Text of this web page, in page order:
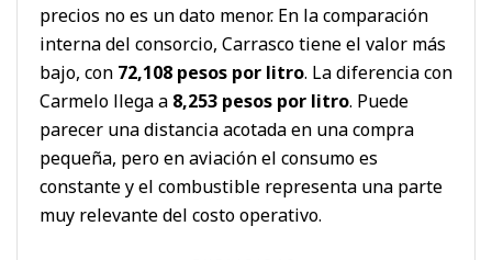
precios no es un dato menor. En la comparación
interna del consorcio, Carrasco tiene el valor más
bajo, con 72,108 pesos por litro. La diferencia con
Carmelo llega a 8,253 pesos por litro. Puede
parecer una distancia acotada en una compra
pequeña, pero en aviación el consumo es
constante y el combustible representa una parte
muy relevante del costo operativo.